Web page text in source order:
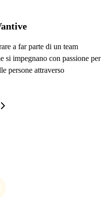
a far parte di un team
si impegnano con passione per
persone attraverso